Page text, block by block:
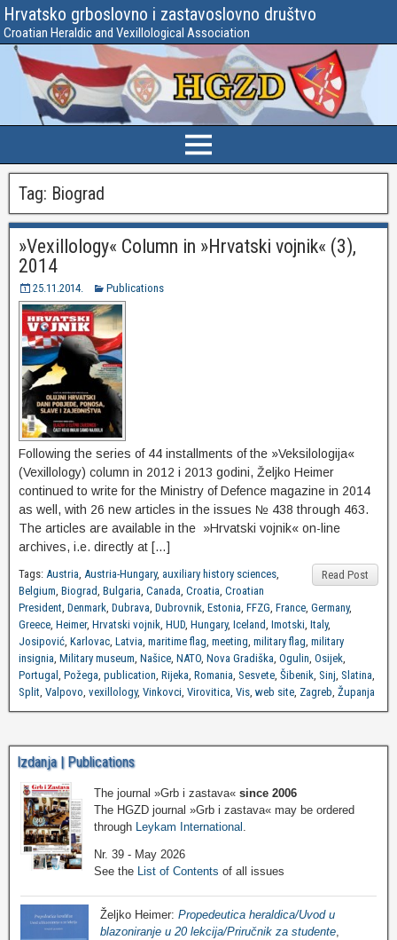
Hrvatsko grboslovno i zastavoslovno društvo
Croatian Heraldic and Vexillological Association
Tag: Biograd
»Vexillology« Column in »Hrvatski vojnik« (3),
2014
25.11.2014. Publications
Following the series of 44 installments of the »Veksilologija«
(Vexillology) column in 2012 i 2013 godini, Željko Heimer
continued to write for the Ministry of Defence magazine in 2014
as well, with 26 new articles in the issues № 438 through 463.
The articles are available in the »Hrvatski vojnik« on-line
archives, i.e. directly at […]
Read Post
Tags: Austria, Austria-Hungary, auxiliary history sciences,
Belgium, Biograd, Bulgaria, Canada, Croatia, Croatian
President, Denmark, Dubrava, Dubrovnik, Estonia, FFZG, France, Germany,
Greece, Heimer, Hrvatski vojnik, HUD, Hungary, Iceland, Imotski, Italy,
Josipović, Karlovac, Latvia, maritime flag, meeting, military flag, military
insignia, Military museum, Našice, NATO, Nova Gradiška, Ogulin, Osijek,
Portugal , Požega, publication, Rijeka, Romania, Sesvete, Šibenik, Sinj, Slatina,
Split, Valpovo, vexillology, Vinkovci, Virovitica, Vis, web site, Zagreb, Županja
Izdanja | Publications
The journal »Grb i zastava« since 2006
The HGZD journal »Grb i zastava« may be ordered
through
Leykam International
Nr. 39 - May 2026
See the
List of Contents of all issues
Željko Heimer: Propedeutica heraldica/Uvod u
blazoniranje u 20 lekcija/Priručnik za studente,